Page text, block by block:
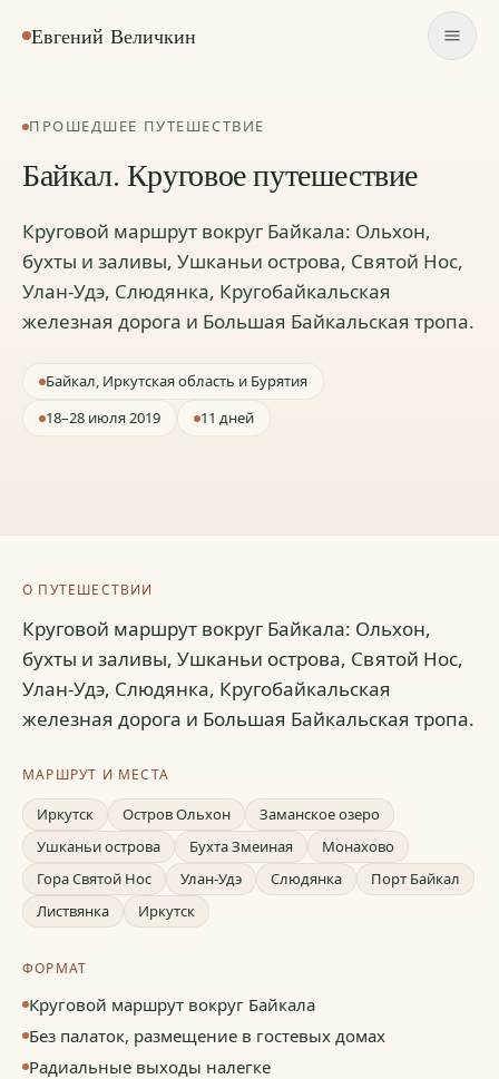
Евгений Величкин
ПРОШЕДШЕЕ ПУТЕШЕСТВИЕ
Байкал. Круговое путешествие
Круговой маршрут вокруг Байкала: Ольхон,
бухты и заливы, Ушканьи острова, Святой Нос,
Улан-Удэ, Слюдянка, Кругобайкальская
железная дорога и Большая Байкальская тропа.
Байкал, Иркутская область и Бурятия
18–28 июля 2019
11 дней
О ПУТЕШЕСТВИИ
Круговой маршрут вокруг Байкала: Ольхон,
бухты и заливы, Ушканьи острова, Святой Нос,
Улан-Удэ, Слюдянка, Кругобайкальская
железная дорога и Большая Байкальская тропа.
МАРШРУТ И МЕСТА
Иркутск Остров Ольхон
Заманское озеро
Ушканьи острова
Бухта Змеиная
Монахово
Гора Святой Нос
Улан-Удэ Слюдянка
Порт Байкал
Листвянка
Иркутск
ФОРМАТ
Круговой маршрут вокруг Байкала
Без палаток, размещение в гостевых домах
Радиальные выходы налегке